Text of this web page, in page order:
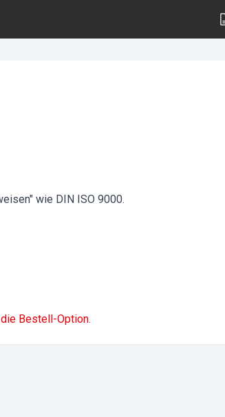
wie DIN ISO 9000.
Bestell-Option.